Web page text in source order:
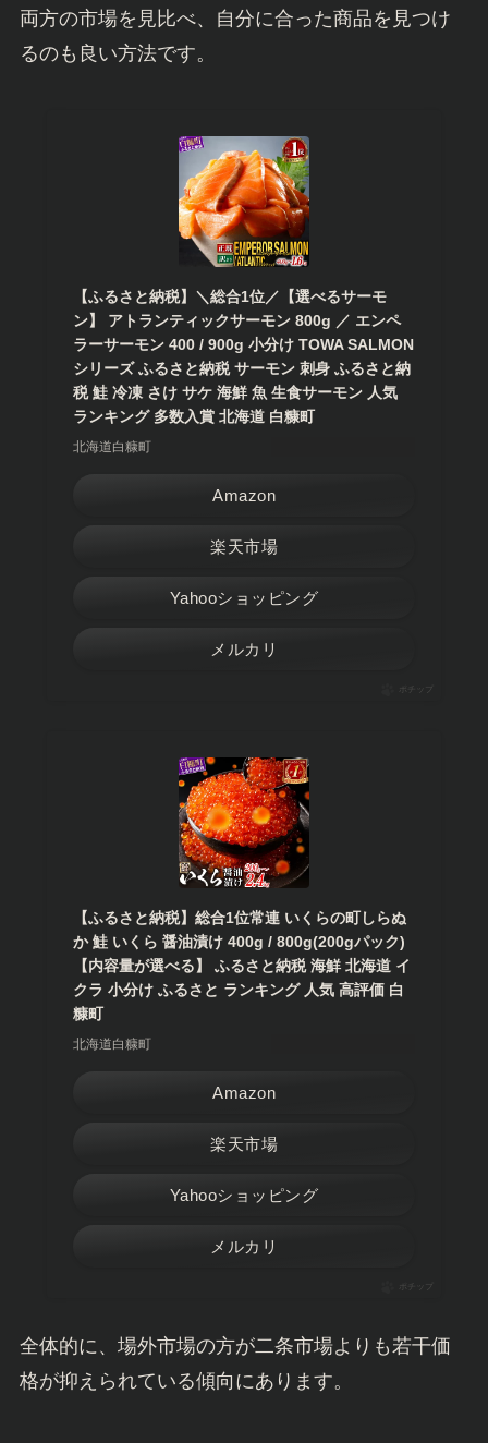
両方の市場を見比べ、自分に合った商品を見つけ
るのも良い方法です。
【ふるさと納税】＼総合1位／【選べるサーモ
ン】 アトランティックサーモン 800g ／ エンペ
ラーサーモン 400 / 900g 小分け TOWA SALMON
シリーズ ふるさと納税 サーモン 刺身 ふるさと納
税 鮭 冷凍 さけ サケ 海鮮 魚 生食サーモン 人気
ランキング 多数入賞 北海道 白糠町
北海道白糠町
Amazon
楽天市場
Yahooショッピング
メルカリ
ポチップ
【ふるさと納税】総合1位常連 いくらの町しらぬ
か 鮭 いくら 醤油漬け 400g / 800g(200gパック)
【内容量が選べる】 ふるさと納税 海鮮 北海道 イ
クラ 小分け ふるさと ランキング 人気 高評価 白
糠町
北海道白糠町
Amazon
楽天市場
Yahooショッピング
メルカリ
ポチップ
全体的に、場外市場の方が二条市場よりも若干価
格が抑えられている傾向にあります。